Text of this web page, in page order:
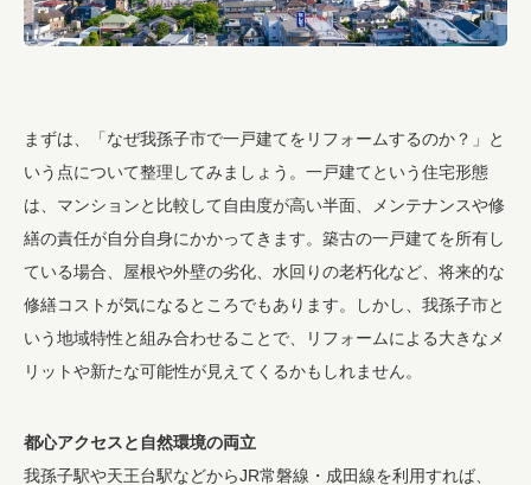
まずは、「なぜ我孫子市で一戸建てをリフォームするのか？」と
いう点について整理してみましょう。一戸建てという住宅形態
は、マンションと比較して自由度が高い半面、メンテナンスや修
繕の責任が自分自身にかかってきます。築古の一戸建てを所有し
ている場合、屋根や外壁の劣化、水回りの老朽化など、将来的な
修繕コストが気になるところでもあります。しかし、我孫子市と
いう地域特性と組み合わせることで、リフォームによる大きなメ
リットや新たな可能性が見えてくるかもしれません。
都心アクセスと自然環境の両立
我孫子駅や天王台駅などからJR常磐線・成田線を利用すれば、